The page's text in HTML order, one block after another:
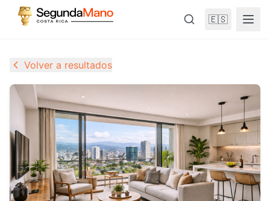
🇪🇸
Volver a resultados